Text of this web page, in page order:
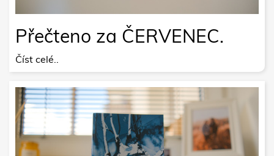
Přečteno za ČERVENEC.
Číst celé..